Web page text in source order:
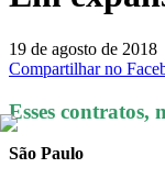
19 de agosto de 2018
Compartilhar no
Esses contratos,
São Paulo